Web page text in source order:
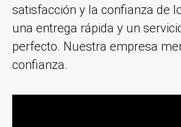
satisfacción y la confianza de
una entrega rápida y un
perfecto. Nuestra empresa
confianza.